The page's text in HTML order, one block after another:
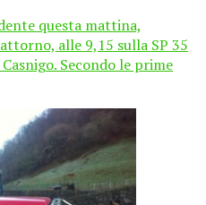
questa mattina,
alle 9,15 sulla SP 35
Secondo le prime